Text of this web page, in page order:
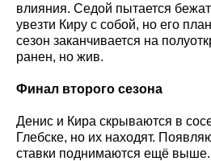
влияния. Седой пытается
увезти Киру с собой, но его
сезон заканчивается на
ранен, но жив.
Финал второго сезона
Денис и Кира скрываются в
Глебске, но их находят.
ставки поднимаются ещё